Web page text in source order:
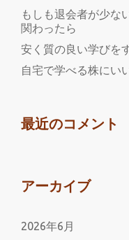
もしも退会者が少な
関わったら
安く質の良い学びを
自宅で学べる株にい
最近のコメント
アーカイブ
2026年6月